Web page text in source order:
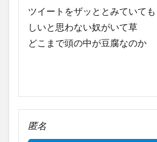
ツイートをザッととみていて
しいと思わない奴がいて草
どこまで頭の中が豆腐なのか
匿名